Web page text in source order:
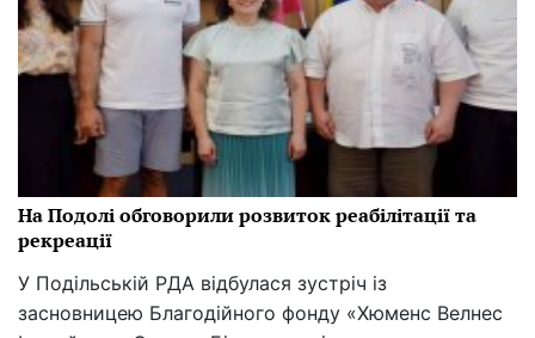
На Подолі обговорили розвиток реабілітації та
рекреації
У Подільській РДА відбулася зустріч із
засновницею Благодійного фонду «Хюменс Велнес